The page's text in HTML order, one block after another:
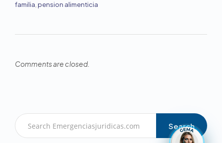
familia pension alimenticia
Comments are closed.
Search